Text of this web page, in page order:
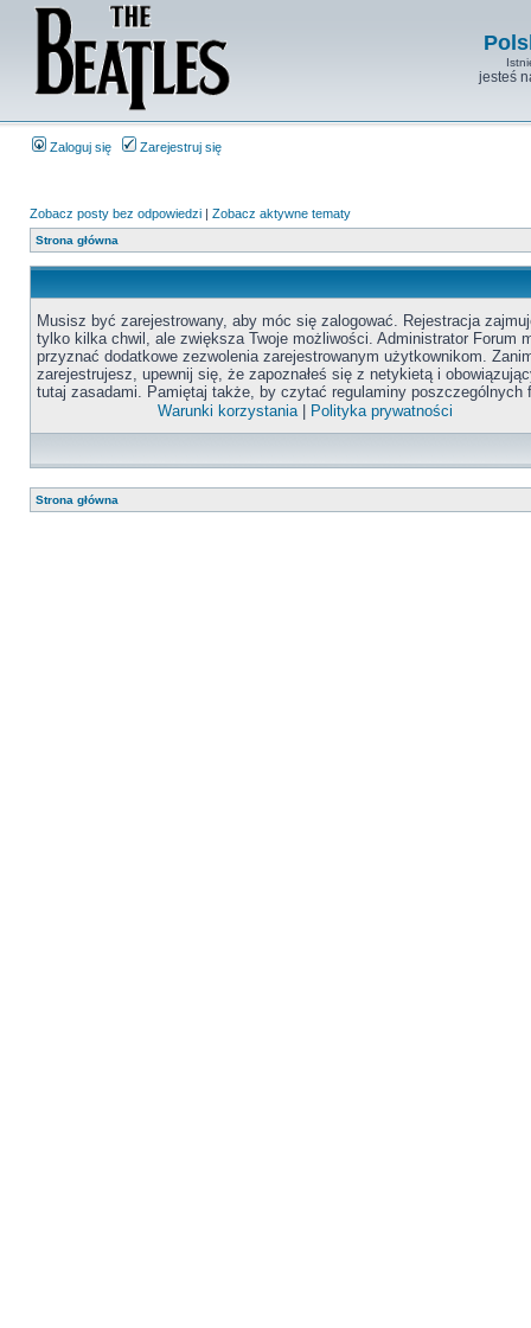
jesteś
Zaloguj się Zarejestruj się
Zobacz posty bez odpowiedzi | Zobacz aktywne tematy
Strona główna
Musisz być zarejestrowany, aby móc się zalogować. Rejestracja
tylko kilka chwil, ale zwiększa Twoje możliwości. Administrator Forum
przyznać dodatkowe zezwolenia zarejestrowanym użytkownikom.
zarejestrujesz, upewnij się, że zapoznałeś się z netykietą i
tutaj zasadami. Pamiętaj także, by czytać regulaminy poszczególnych
Warunki korzystania| Polityka prywatności
Strona główna